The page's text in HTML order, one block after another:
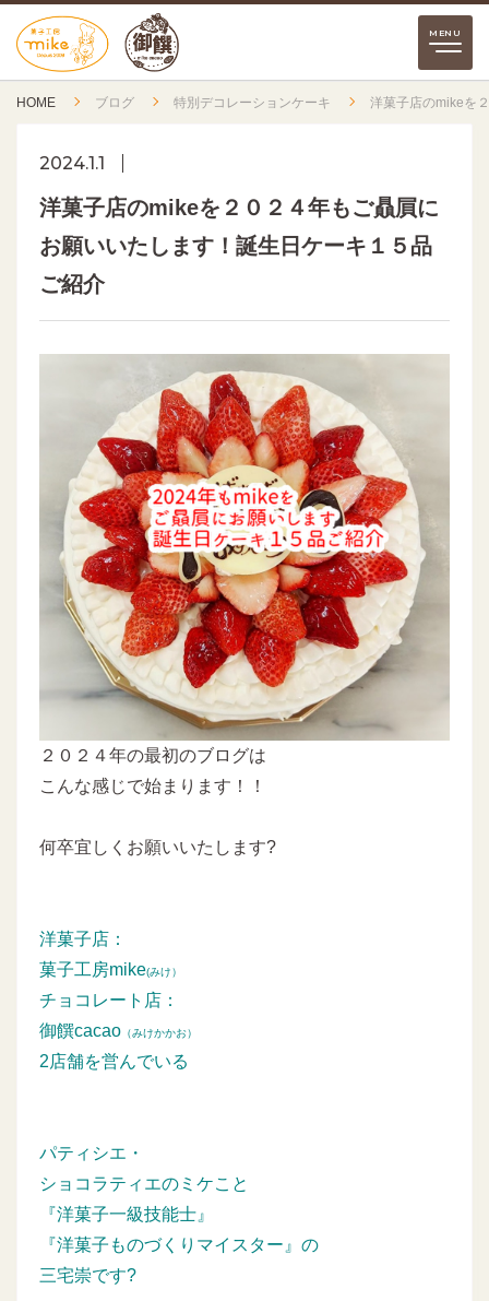
HOME ブログ 特別デコレーションケーキ 洋菓子店のmikeを
2024.1.1
洋菓子店のmikeを２０２４年もご贔屓に
お願いいたします！誕生日ケーキ１５品
ご紹介
２０２４年の最初のブログは
こんな感じで始まります！！
何卒宜しくお願いいたします?
洋菓子店：
菓子工房mike(みけ）
チョコレート店：
御饌cacao （みけかかお）
2店舗を営んでいる
パティシエ・
ショコラティエのミケこと
『洋菓子一級技能士』
『洋菓子ものづくりマイスター』の
三宅崇です?